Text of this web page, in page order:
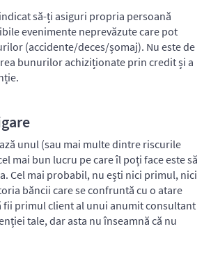
să-ți asiguri propria persoană
evenimente neprevăzute care pot
(accidente/deces/șomaj). Nu este de
bunurilor achiziționate prin credit și a
unul (sau mai multe dintre riscurile
mai bun lucru pe care îl poți face este să
Cel mai probabil, nu ești nici primul, nici
băncii care se confruntă cu o atare
fii primul client al unui anumit consultant
tale, dar asta nu înseamnă că nu